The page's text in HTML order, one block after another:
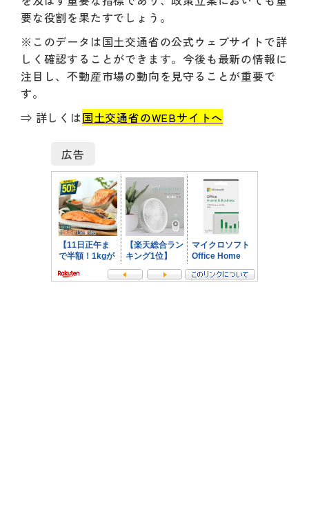
要な役割を果たすでしょう。
※このデータは国土交通省の公式ウェブサイトで詳
しく確認することができます。今後も最新の情報に
注目し、不動産市場の動向を見守ることが重要で
す。
⇒ 詳しくは国土交通省のWEBサイトへ
広告